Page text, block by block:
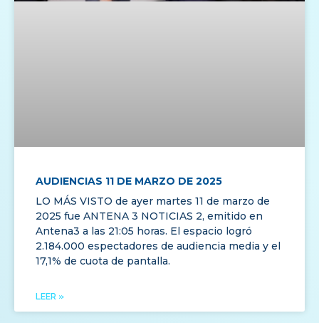
AUDIENCIAS 11 DE MARZO DE 2025
LO MÁS VISTO de ayer martes 11 de marzo de
2025 fue ANTENA 3 NOTICIAS 2, emitido en
Antena3 a las 21:05 horas. El espacio logró
2.184.000 espectadores de audiencia media y el
17,1% de cuota de pantalla.
LEER »